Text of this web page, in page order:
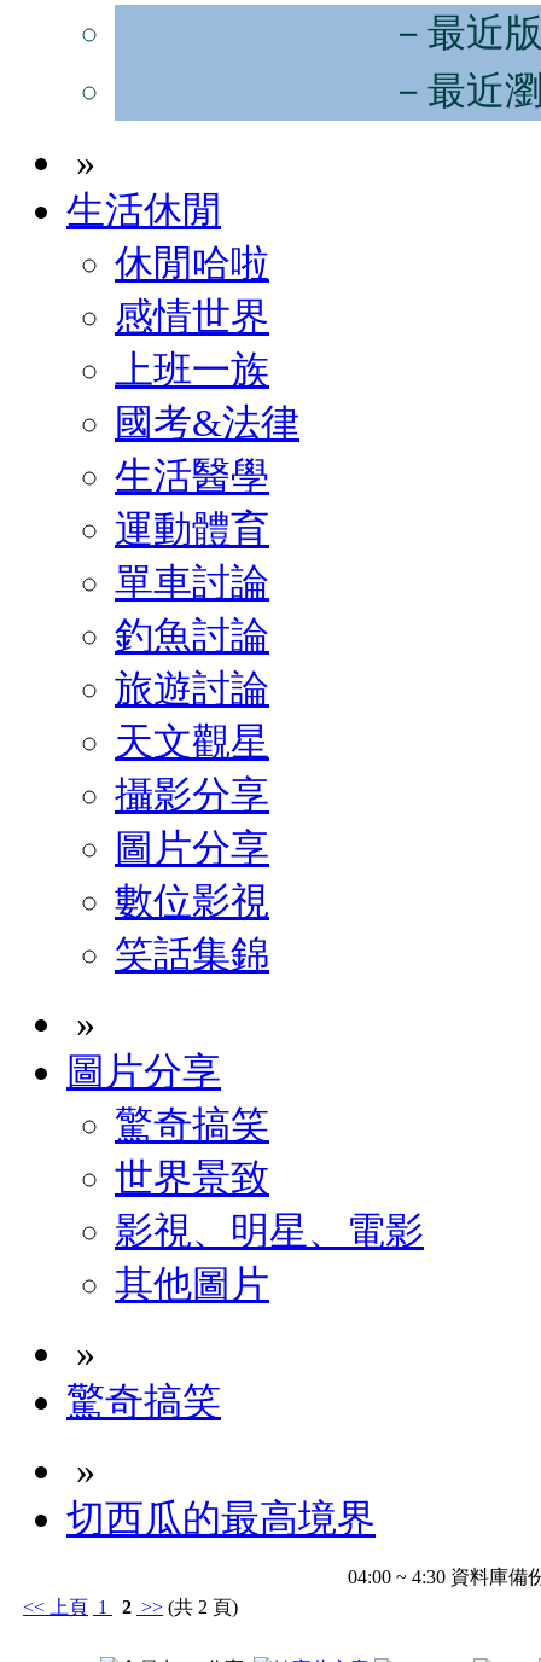
－最近
－最近
»
生活休閒
休閒哈啦
感情世界
上班一族
國考&法律
生活醫學
運動體育
單車討論
釣魚討論
旅遊討論
天文觀星
攝影分享
圖片分享
數位影視
笑話集錦
»
圖片分享
驚奇搞笑
世界景致
影視、明星、電影
其他圖片
»
驚奇搞笑
»
切西瓜的最高境界
04:00 ~ 4:30 資料庫
<<
上頁 1 2 >> (共 2 頁)